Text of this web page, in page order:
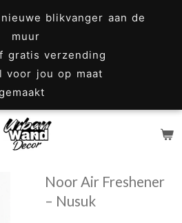
blikvanger aan de
muur
gratis verzending
voor jou op maat
Noor Air Freshener
– Nusuk